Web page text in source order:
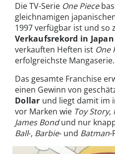
Die TV-Serie One Piece
gleichnamigen
1997 verfügbar ist und so
Verkaufsrekord in
verkauften Heften ist One
erfolgreichste Mangaserie.
Das gesamte Franchise
einen Gewinn von
Dollar und liegt damit im
vor Marken wie Toy Story,
James Bondund nur
Ball-, Barbie- und Batman-